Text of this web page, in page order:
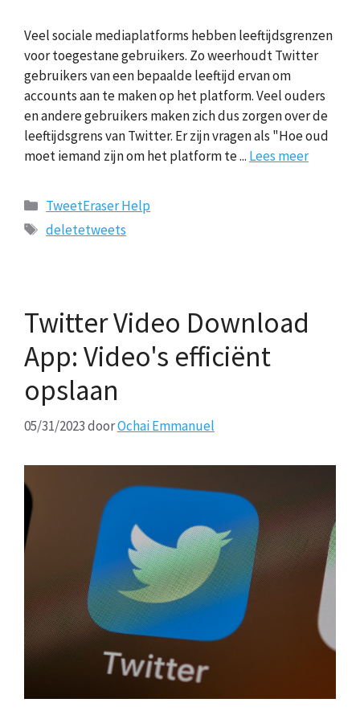
Veel sociale mediaplatforms hebben leeftijdsgrenzen
voor toegestane gebruikers. Zo weerhoudt Twitter
gebruikers van een bepaalde leeftijd ervan om
accounts aan te maken op het platform. Veel ouders
en andere gebruikers maken zich dus zorgen over de
leeftijdsgrens van Twitter. Er zijn vragen als "Hoe oud
moet iemand zijn om het platform te ... Lees meer
Categorieën
TweetEraser Help
Tags
deletetweets
Twitter Video Download
App: Video's efficiënt
opslaan
05/31/2023doorOchai Emmanuel